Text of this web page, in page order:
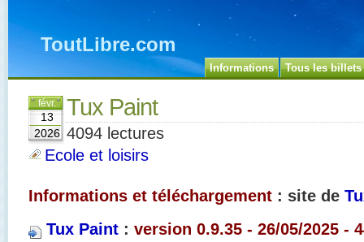
ToutLibre.com
Informations Tous les billets
févr.
13
2026
Tux Paint
4094 lectures
Ecole et loisirs
Informations et téléchargement : site de
Tux Paint : version 0.9.35 - 26/05/2025 -